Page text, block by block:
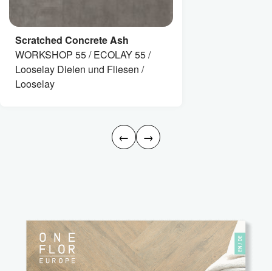
Scratched Concrete Ash
WORKSHOP 55 / ECOLAY 55 /
Looselay Dielen und Fliesen /
Looselay
← →